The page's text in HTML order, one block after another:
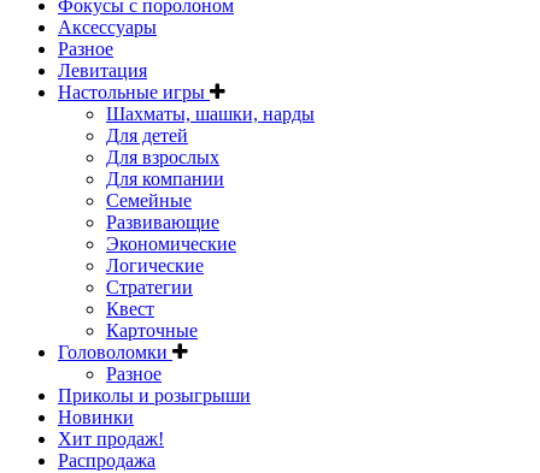
Фокусы с поролоном
Аксессуары
Разное
Левитация
Настольные игры
Шахматы, шашки, нарды
Для детей
Для взрослых
Для компании
Семейные
Развивающие
Экономические
Логические
Стратегии
Квест
Карточные
Головоломки
Разное
Приколы и розыгрыши
Новинки
Хит продаж!
Распродажа